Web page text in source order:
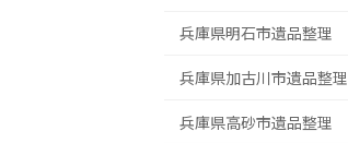
兵庫県明石市遺品整理
兵庫県加古川市遺品整理
兵庫県高砂市遺品整理